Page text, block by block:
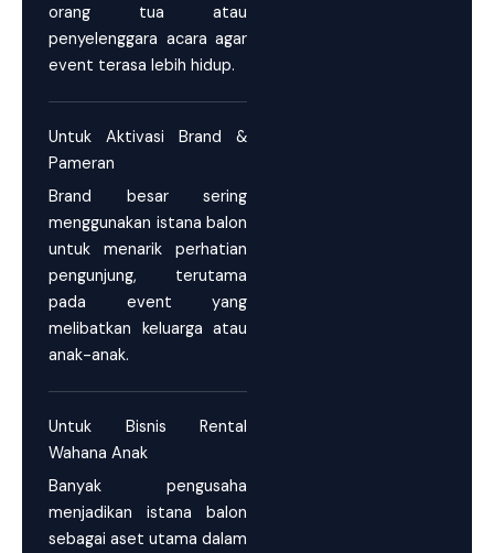
orang tua atau
penyelenggara acara agar
event terasa lebih hidup.
Untuk Aktivasi Brand &
Pameran
Brand besar sering
menggunakan istana balon
untuk menarik perhatian
pengunjung, terutama
pada event yang
melibatkan keluarga atau
anak-anak.
Untuk Bisnis Rental
Wahana Anak
Banyak pengusaha
menjadikan istana balon
sebagai aset utama dalam